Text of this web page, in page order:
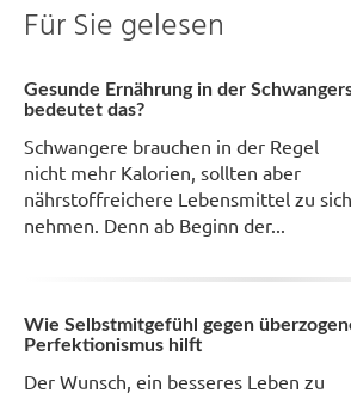
Für Sie gelesen
Gesunde Ernährung in der
bedeutet das?
Schwangere brauchen in der Regel
nicht mehr Kalorien, sollten aber
nährstoffreichere Lebensmittel zu sich
nehmen. Denn ab Beginn der...
Wie Selbstmitgefühl gegen
Perfektionismus hilft
Der Wunsch, ein besseres Leben zu